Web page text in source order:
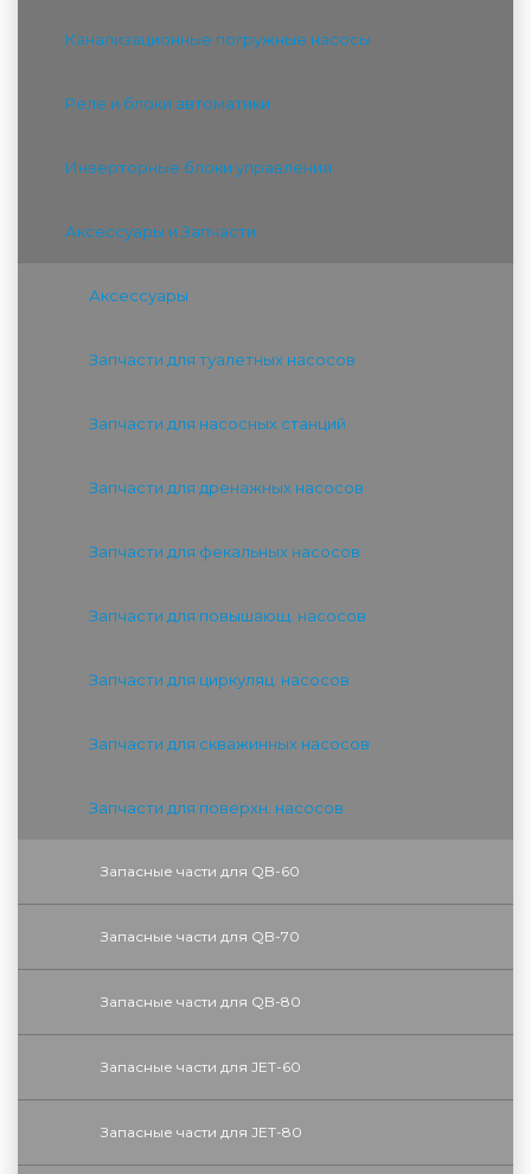
Канализационные погружные насосы
Реле и блоки автоматики
Инверторные блоки управления
Аксессуары и Запчасти
Аксессуары
Запчасти для туалетных насосов
Запчасти для насосных станций
Запчасти для дренажных насосов
Запчасти для фекальных насосов
Запчасти для повышающ. насосов
Запчасти для циркуляц. насосов
Запчасти для скважинных насосов
Запчасти для поверхн. насосов
Запасные части для QB-60
Запасные части для QB-70
Запасные части для QB-80
Запасные части для JET-60
Запасные части для JET-80